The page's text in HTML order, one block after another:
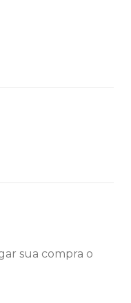
sua compra o